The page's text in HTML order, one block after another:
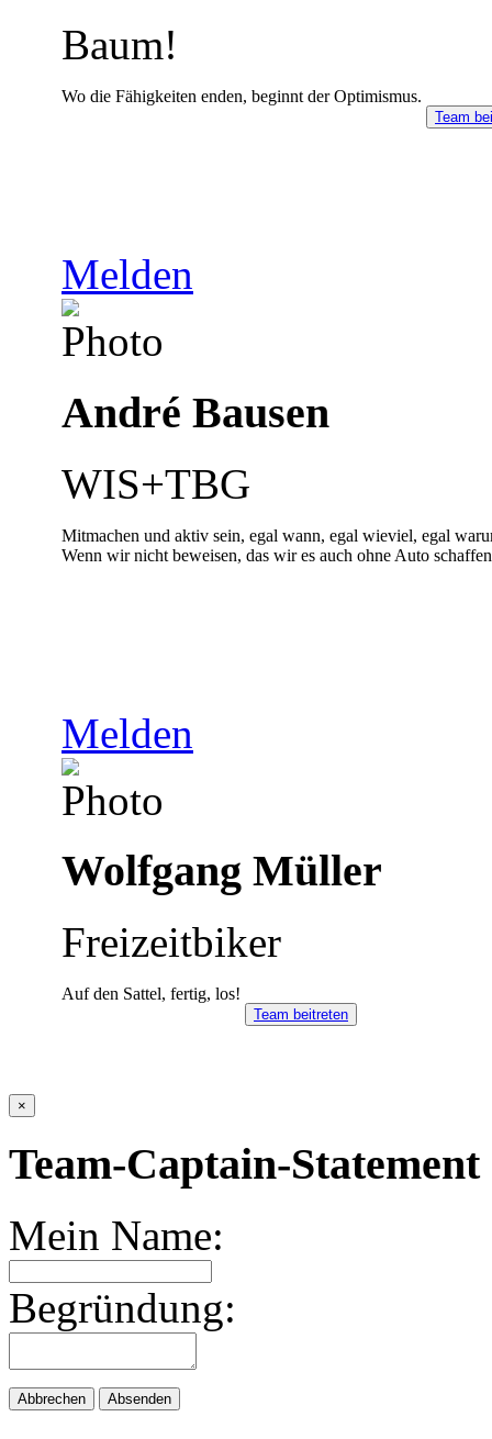
Baum!
Wo die Fähigkeiten enden, beginnt der Optimismus.
Team
Melden
André Bausen
WIS+TBG
Mitmachen und aktiv sein, egal wann, egal wieviel, egal
Wenn wir nicht beweisen, das wir es auch ohne Auto
Melden
Wolfgang Müller
Freizeitbiker
Auf den Sattel, fertig, los!
Team beitreten
×
Team-Captain-
Mein Name:
Begründung:
Abbrechen Absenden